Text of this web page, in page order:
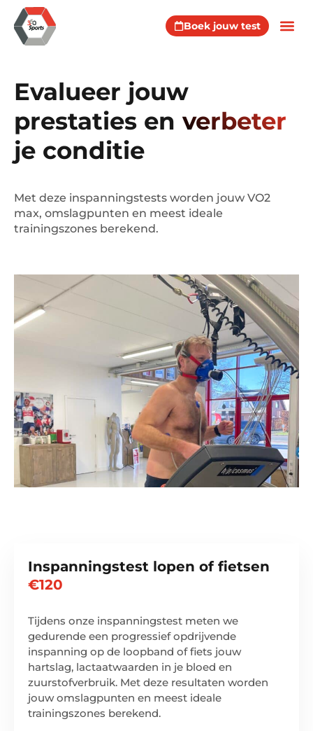
Boek jouw test
Evalueer jouw
prestaties en verbeter
je conditie
Met deze inspanningstests worden jouw VO2
max, omslagpunten en meest ideale
trainingszones berekend.
Inspanningstest lopen of fietsen
€120
Tijdens onze inspanningstest meten we
gedurende een progressief opdrijvende
inspanning op de loopband of fiets jouw
hartslag, lactaatwaarden in je bloed en
zuurstofverbruik. Met deze resultaten worden
jouw omslagpunten en meest ideale
trainingszones berekend.